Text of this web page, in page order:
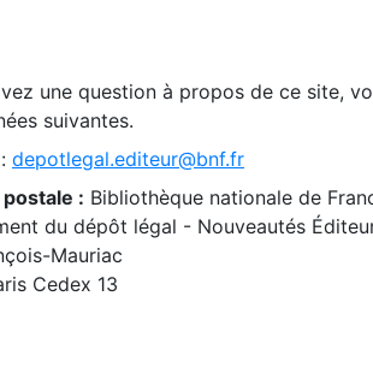
une question à propos de ce site,
suivantes.
: depotlegal.editeur@bnf.fr
: Bibliothèque nationale de
du dépôt légal - Nouveautés
Mauriac
Cedex 13